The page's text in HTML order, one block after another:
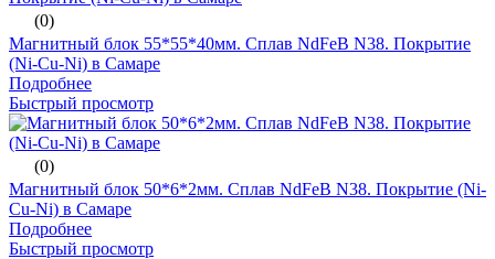
(0)
Магнитный блок 55*55*40мм. Сплав NdFeB N38. Покрытие
(Ni-Cu-Ni) в Самаре
Подробнее
Быстрый просмотр
(0)
Магнитный блок 50*6*2мм. Сплав NdFeB N38. Покрытие (Ni-
Cu-Ni) в Самаре
Подробнее
Быстрый просмотр